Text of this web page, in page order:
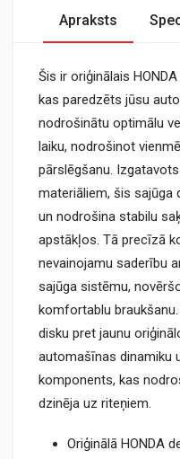
Apraksts
Šis ir oriģinālais
kas paredzēts jūsu
nodrošinātu optimālu
laiku, nodrošinot
pārslēgšanu.
materiāliem, šis sajūga
un nodrošina stabilu
apstākļos. Tā precīzā
nevainojamu saderību
sajūga sistēmu,
komfortablu
disku pret jaunu
automašīnas dinamiku
komponents, kas
dzinēja uz riteņiem.
Oriģinālā HONDA